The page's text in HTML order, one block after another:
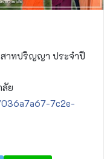
สาทปริญญา ประจำปี
ย
7c2e-